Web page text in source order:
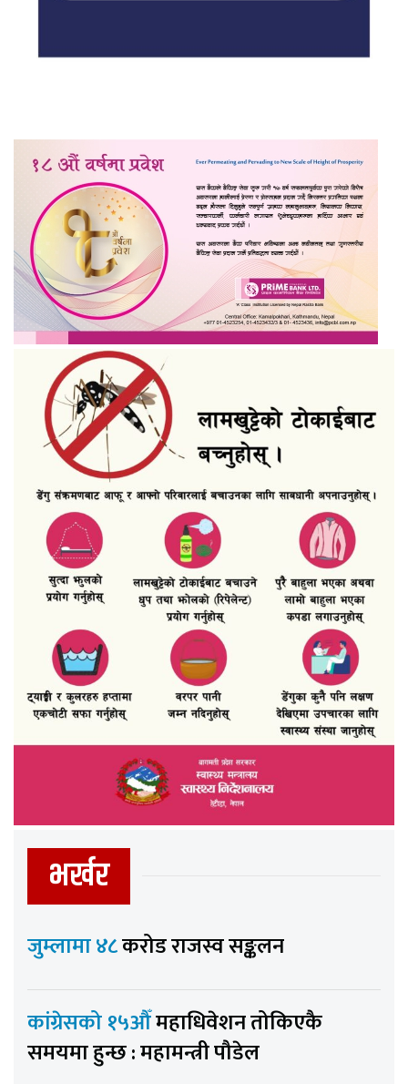
भर्खर
जुम्लामा ४८करोड राजस्व सङ्कलन
कांग्रेसको १५औँमहाधिवेशन तोकिएकै
समयमा हुन्छ : महामन्त्री पौडेल